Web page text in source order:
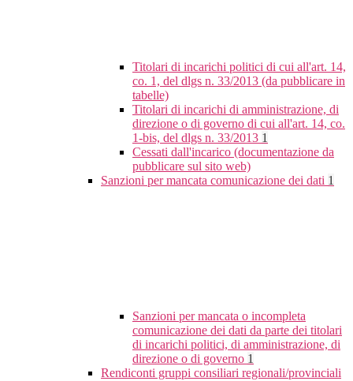
Titolari di incarichi politici di cui all'art. 14,
co. 1, del dlgs n. 33/2013 (da pubblicare in
tabelle)
Titolari di incarichi di amministrazione, di
direzione o di governo di cui all'art. 14, co.
1-bis, del dlgs n. 33/2013 1
Cessati dall'incarico (documentazione da
pubblicare sul sito web)
Sanzioni per mancata comunicazione dei dati 1
Sanzioni per mancata o incompleta
comunicazione dei dati da parte dei titolari
di incarichi politici, di amministrazione, di
direzione o di governo 1
Rendiconti gruppi consiliari regionali/provinciali